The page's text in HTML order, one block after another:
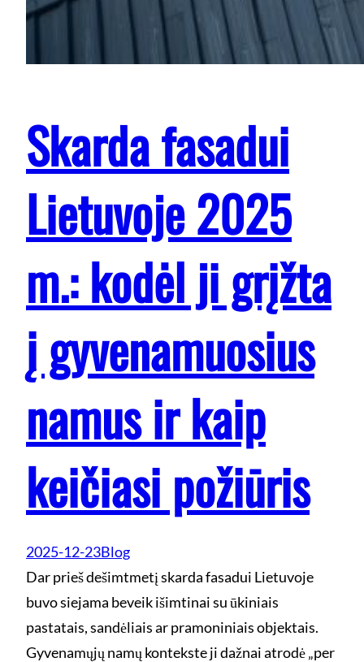
Skarda fasadui
Lietuvoje 2025
m.: kodėl ji grįžta
į gyvenamuosius
namus ir kaip
keičiasi požiūris
2025-12-23Blog
Dar prieš dešimtmetį skarda fasadui Lietuvoje
buvo siejama beveik išimtinai su ūkiniais
pastatais, sandėliais ar pramoniniais objektais.
Gyvenamųjų namų kontekste ji dažnai atrodė „per